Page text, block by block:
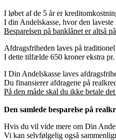
I løbet af de 5 år er
I din Andelskasse, hvor den
Besparelsen på banklånet er altså
Afdragsfriheden laves på
I dette tilfælde 650 kroner ekstra pr.
I Din Andelskasse laves
Du finansierer afdragene på
På den måde skal du ikke betale
Den samlede besparelse på
Hvis du vil vide mere om Din
Vi kan selvfølgelig også